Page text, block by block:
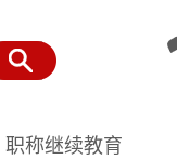
职称继续教育